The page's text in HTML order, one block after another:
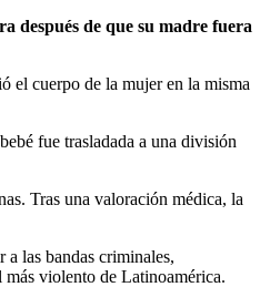
después de que su madre fuera
el cuerpo de la mujer en la misma
fue trasladada a una división
Tras una valoración médica, la
las bandas criminales,
más violento de Latinoamérica.